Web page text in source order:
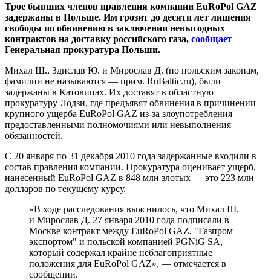
Трое бывших членов правления компании EuRoPol GAZ
задержаны в Польше. Им грозит до десяти лет лишения
свободы по обвинению в заключении невыгодных
контрактов на доставку российского газа, сообщает
Генеральная прокуратура Польши.
Михал Ш., Здислав Ю. и Мирослав Д. (по польским законам,
фамилии не называются — прим. RuBaltic.ru), были
задержаны в Катовицах. Их доставят в областную
прокуратуру Лодзи, где предъявят обвинения в причинении
крупного ущерба EuRoPol GAZ из-за злоупотребления
предоставленными полномочиями или невыполнения
обязанностей.
С 20 января по 31 декабря 2010 года задержанные входили в
состав правления компании. Прокуратура оценивает ущерб,
нанесенный EuRoPol GAZ в 848 млн злотых — это 223 млн
долларов по текущему курсу.
«В ходе расследования выяснилось, что Михал Ш.
и Мирослав Д. 27 января 2010 года подписали в
Москве контракт между EuRoPol GAZ, "Газпром
экспортом" и польской компанией PGNiG SA,
который содержал крайне неблагоприятные
положения для EuRoPol GAZ», — отмечается в
сообщении.